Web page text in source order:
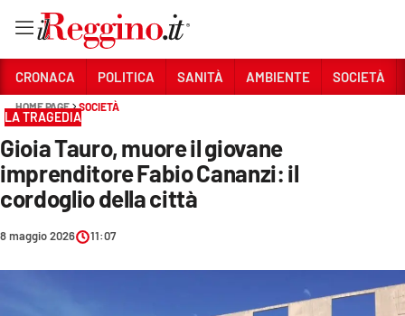
Sezioni
CRONACA
POLITICA
SANITÀ
AMBIENTE
CRONACA POLITICA SANITÀ AMBIENTE SOCIETÀ
HOME PAGE SOCIETÀ
LA TRAGEDIA
Gioia Tauro, muore il giovane
imprenditore Fabio Cananzi: il
cordoglio della città
8 maggio 2026 11:07